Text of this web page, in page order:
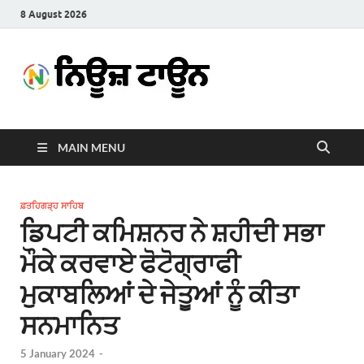
8 August 2026
Town
MAIN MENU
ਫ਼ਤਹਿਗੜ੍ਹ ਸਾਹਿਬ
ਡਿਪਟੀ ਕਮਿਸ਼ਨਰ ਨੇ ਸ਼ਹੀਦੀ ਸਭਾ
ਮੌਕੇ ਕਰਵਾਏ ਫੋਟੋਗ੍ਰਾਫੀ
ਮੁਕਾਬਲਿਆਂ ਦੇ ਜੇਤੂਆਂ ਨੂੰ ਕੀਤਾ
ਸਨਮਾਨਿਤ
5 January 2024 -